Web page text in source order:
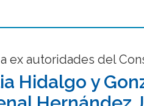
Estudios
ex autoridades del
Hidalgo y